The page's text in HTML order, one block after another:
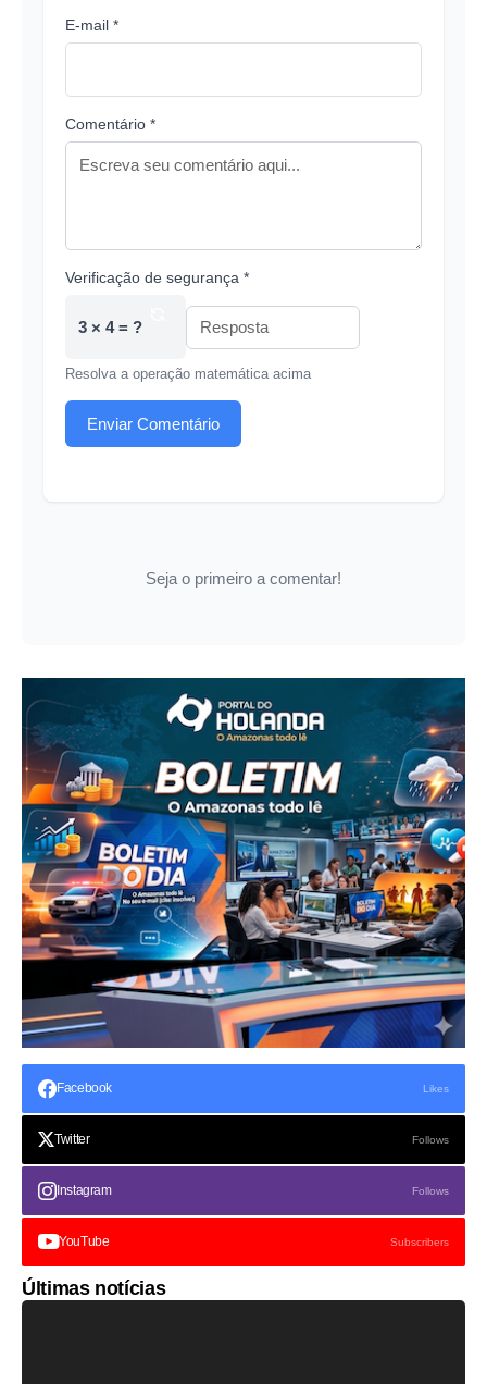
E-mail *
Comentário *
Verificação de segurança *
3 × 4 = ?
Resolva a operação matemática acima
Enviar Comentário
Seja o primeiro a comentar!
Facebook Likes
Twitter Follows
Instagram Follows
YouTube Subscribers
Últimas notícias